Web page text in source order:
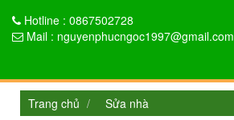
Hotline : 0867502728
Mail : nguyenphucngoc1997@gmail.com
Trang chủ Sửa nhà